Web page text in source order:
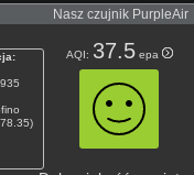
Nasz czujnik PurpleAir
AQI: 37.5 epa